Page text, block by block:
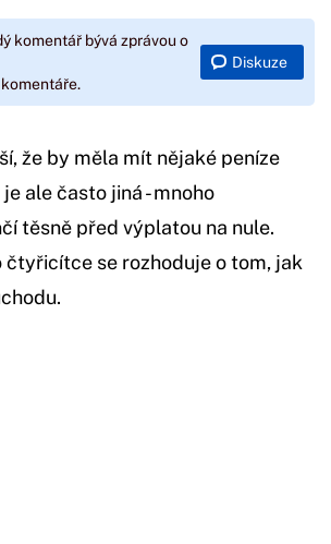
komentář bývá zprávou o
Diskuze
že by měla mít nějaké peníze
ale často jiná - mnoho
těsně před výplatou na nule.
čtyřicítce se rozhoduje o tom, jak